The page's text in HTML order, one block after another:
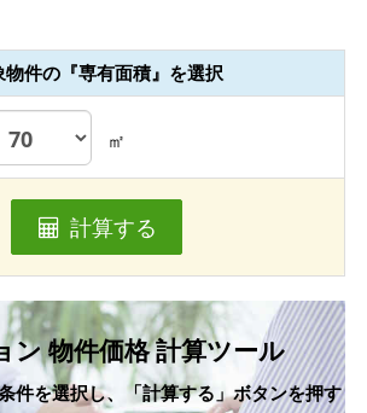
物件の『専有面積』を選択
㎡
計算する
ン 物件価格 計算ツール
件を選択し、「計算する」ボタンを押す